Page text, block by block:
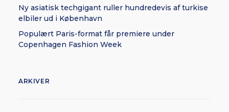
Ny asiatisk techgigant ruller hundredevis af turkise
elbiler ud i København
Populært Paris-format får premiere under
Copenhagen Fashion Week
ARKIVER